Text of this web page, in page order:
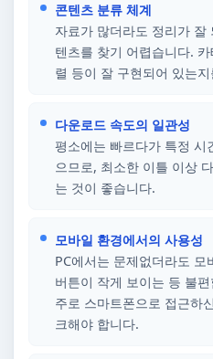
콘텐츠 분류 체계
자료가 많더라도 정리가
텐츠를 찾기 어렵습니다.
렬 등이 잘 구현되어 있는
다운로드 속도의 일관성
평소에는 빠르다가 특정 시
으므로, 최소한 이틀 이상
는 것이 좋습니다.
모바일 환경에서의 사용성
PC에서는 문제없더라도
버튼이 작게 보이는 등 불
주로 스마트폰으로 접근하
크해야 합니다.